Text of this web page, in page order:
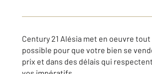
Century 21 Alésia met en oeuvre
possible pour que votre bien se
prix et dans des délais qui